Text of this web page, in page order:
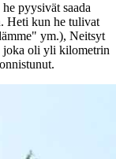
pyysivät saada
Heti kun he tulivat
ym.), Neitsyt
joka oli yli kilometrin